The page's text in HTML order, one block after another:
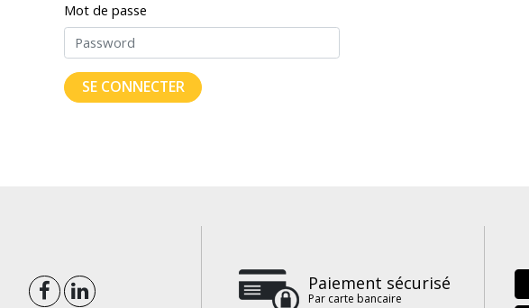
Mot de passe
SE CONNECTER
Paiement sécurisé
Par carte bancaire